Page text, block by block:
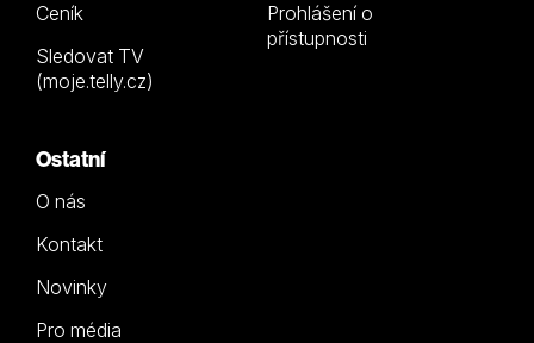
Ceník
Sledovat TV
(moje.telly.cz)
Prohlášení o
přístupnosti
Ostatní
O nás
Kontakt
Novinky
Pro média